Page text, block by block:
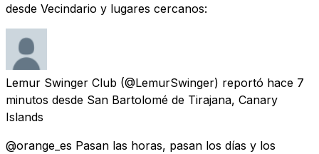
desde Vecindario y lugares cercanos:
Lemur Swinger Club (@LemurSwinger) reportó hace 7
minutos desde San Bartolomé de Tirajana, Canary
Islands
@orange_es Pasan las horas, pasan los días y los